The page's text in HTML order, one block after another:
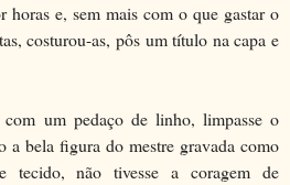
e, sem mais com o que gastar o
costurou-as, pôs um título na capa e
com um pedaço de linho, limpasse o
a bela figura do mestre gravada como
tecido, não tivesse a coragem de